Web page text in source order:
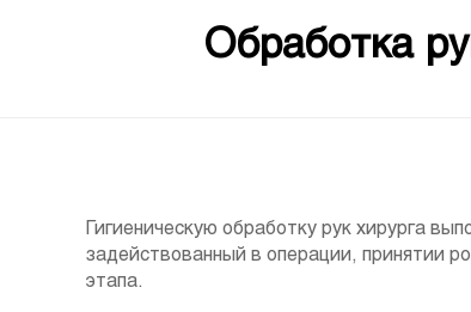
Обработка
Гигиеническую обработку рук хирурга
задействованный в операции, принятии
этапа.